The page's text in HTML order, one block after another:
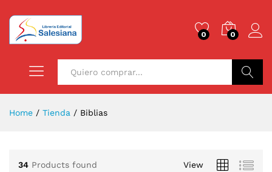
0 0
Home / Tienda / Biblias
34 Products found View